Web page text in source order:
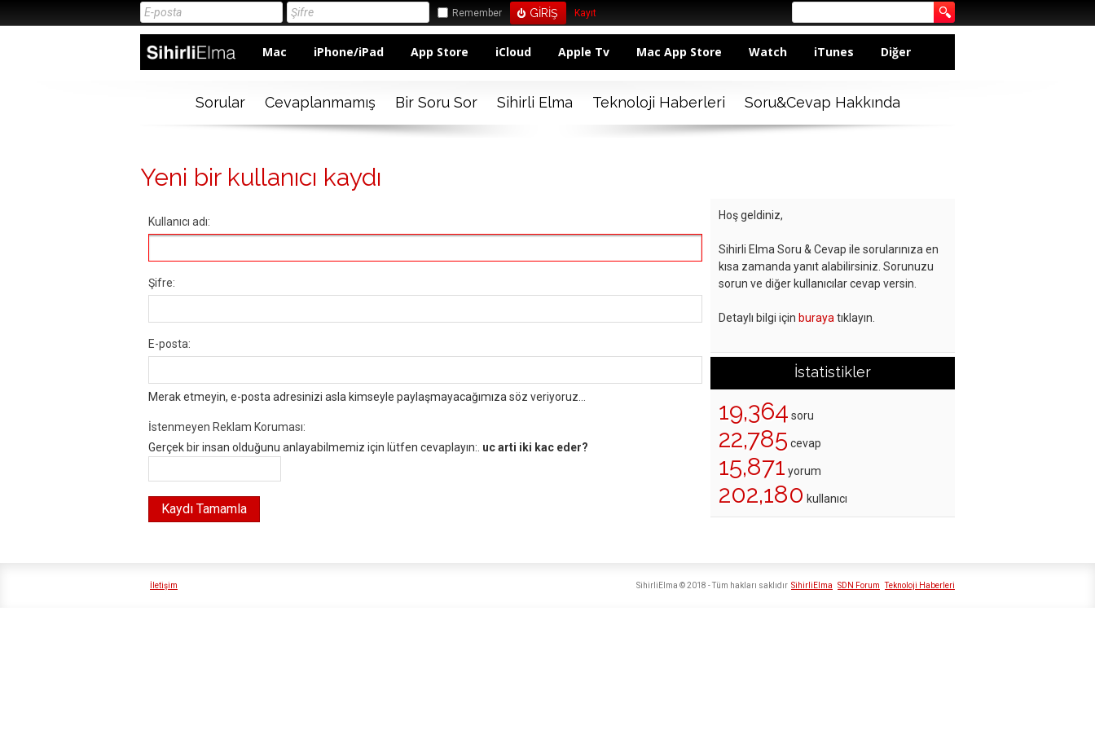
Remember Kayıt
Mac iPhone/iPad App Store iCloud Apple Tv Mac App Store Watch iTunes Diğer
Sorular Cevaplanmamış Bir Soru Sor Sihirli Elma Teknoloji Haberleri Soru&Cevap Hakkında
Yeni bir kullanıcı kaydı
Kullanıcı adı:
Şifre:
E-posta:
Merak etmeyin, e-posta adresinizi asla kimseyle paylaşmayacağımıza söz veriyoruz...
İstenmeyen Reklam Koruması:
Gerçek bir insan olduğunu anlayabilmemiz için lütfen cevaplayın:. uc arti iki kac eder?
Hoş geldiniz,
Sihirli Elma Soru & Cevap ile sorularınıza en
kısa zamanda yanıt alabilirsiniz. Sorunuzu
sorun ve diğer kullanıcılar cevap versin.
Detaylı bilgi için buraya tıklayın.
İstatistikler
19,364 soru
22,785 cevap
15,871 yorum
202,180 kullanıcı
İletişim SihirliElma SDN Forum Teknoloji Haberleri
SihirliElma © 2018 - Tüm hakları saklıdır